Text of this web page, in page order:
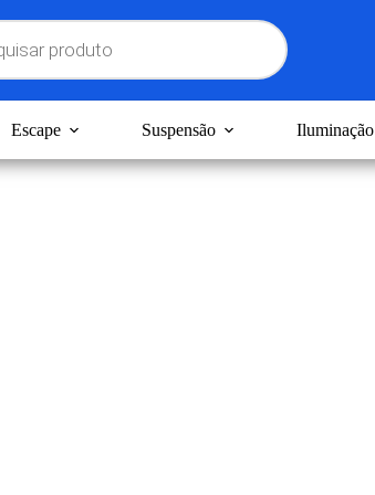
Escape Suspensão Iluminação